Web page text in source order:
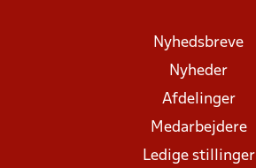
Nyhedsbreve
Nyheder
Afdelinger
Medarbejdere
Ledige stillinger